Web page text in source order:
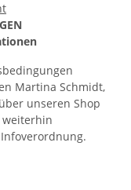
Martina Schmidt,
unseren Shop
weiterhin